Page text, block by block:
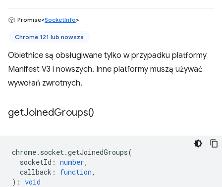
Promise<SocketInfo>
Chrome 121 lub nowsza
Obietnice są obsługiwane tylko w przypadku platformy
Manifest V3 i nowszych. Inne platformy muszą używać
wywołań zwrotnych.
getJoinedGroups()
chrome. socket.getJoinedGroups(
socketId : number,
callback : function,
) : void